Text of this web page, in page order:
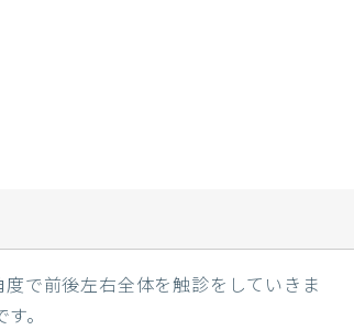
で前後左右全体を触診をしていきま
。